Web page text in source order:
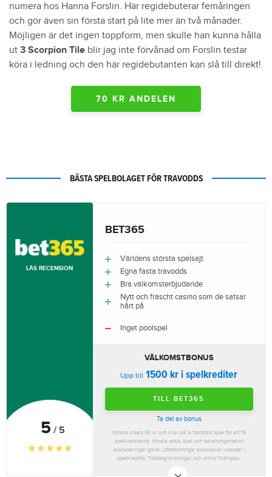
numera hos Hanna Forslin. Här regidebuterar femåringen
och gör även sin första start på lite mer än två månader.
Möjligen är det ingen toppform, men skulle han kunna hålla
ut 3 Scorpion Tile blir jag inte förvånad om Forslin testar
köra i ledning och den här regidebutanten kan slå till direkt!
70 KR ANDELEN
BÄSTA SPELBOLAGET FÖR TRAVODDS
5 / 5
LÄS RECENSION
BET365
Världens största spelsajt
Egna fasta travodds
Bra välkomsterbjudande
Nytt och fräscht casino som de satsar
hårt på
Inget poolspel
VÄLKOMSTBONUS
Upp till 1500 kr i spelkrediter
TILL BET365
Ta del av bonus
Minsta insats 50 kr och krav på 1x fastställt spel för att få
spelkrediterna. Minsta odds, spel och betalningsmetod
exkluderingar gäller. Utbetalningar exkluderar insatser i
spelkrediter. Tidsbegränsningar och villkor tillämpas.